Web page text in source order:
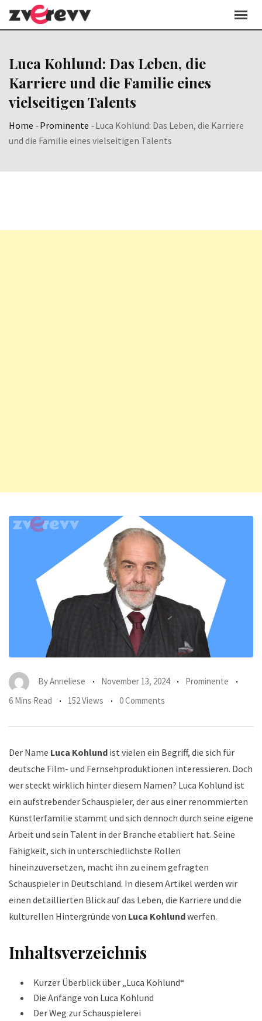
Skip
Luca Kohlund: Das Leben, die
Karriere und die Familie eines
vielseitigen Talents
Home -Prominente -Luca Kohlund: Das Leben, die Karriere
und die Familie eines vielseitigen Talents
ByAnneliese November 13, 2024
Prominente
6 Mins Read
152 Views 0 Comments
Der Name Luca Kohlund ist vielen ein Begriff, die sich für
deutsche Film- und Fernsehproduktionen interessieren. Doch
wer steckt wirklich hinter diesem Namen? Luca Kohlund ist
ein aufstrebender Schauspieler, der aus einer renommierten
Künstlerfamilie stammt und sich dennoch durch seine eigene
Arbeit und sein Talent in der Branche etabliert hat. Seine
Fähigkeit, sich in unterschiedlichste Rollen
hineinzuversetzen, macht ihn zu einem gefragten
Schauspieler in Deutschland. In diesem Artikel werden wir
einen detaillierten Blick auf das Leben, die Karriere und die
kulturellen Hintergründe von Luca Kohlundwerfen.
Inhaltsverzeichnis
Kurzer Überblick über „Luca Kohlund“
Die Anfänge von Luca Kohlund
Der Weg zur Schauspielerei